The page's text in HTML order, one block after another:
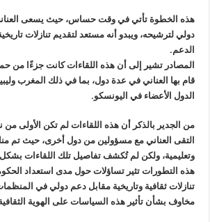
هذه الخطوة تأتي في وقت حساس، حيث يسعى
دولي لترشيحه، ويبدو أنه مستعد لتقديم تنازلات
الدعم.
المصادر تشير إلى أن هذه اللقاءات كانت جزءًا من
قام بها العناني في عدة دول، بما في ذلك المغرب
الدول الأعضاء في اليونسكو.
من الجدير بالذكر أن هذه اللقاءات لم تكن الأولى
التقى العناني مع مسؤولين من دول أخرى، حيث تم
وتعليمية، ولكن لم تُكشف تفاصيل تلك اللقاءات
هذه التطورات تثير تساؤلات حول مدى استعداد
تنازلات ثقافية وتاريخية مقابل دعم دولي في
مخاوف بشأن تأثير هذه السياسات على الهوية